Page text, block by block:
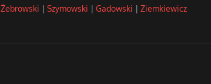
Żebrowski | Szymowski | Gadowski | Ziemkiewicz